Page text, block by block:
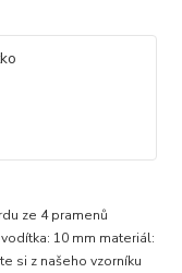
ze 4 pramenů
10 mm materiál:
si z našeho vzorníku